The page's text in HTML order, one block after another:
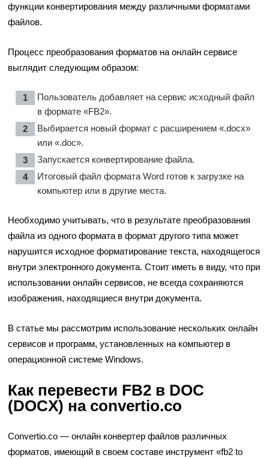
функции конвертирования между различными форматами
файлов.
Процесс преобразования форматов на онлайн сервисе
выглядит следующим образом:
Пользователь добавляет на сервис исходный файл
в формате «FB2».
Выбирается новый формат с расширением «.docx»
или «.doc».
Запускается конвертирование файла.
Итоговый файл формата Word готов к загрузке на
компьютер или в другие места.
Необходимо учитывать, что в результате преобразования
файла из одного формата в формат другого типа может
нарушится исходное форматирование текста, находящегося
внутри электронного документа. Стоит иметь в виду, что при
использовании онлайн сервисов, не всегда сохраняются
изображения, находящиеся внутри документа.
В статье мы рассмотрим использование нескольких онлайн
сервисов и программ, установленных на компьютер в
операционной системе Windows.
Как перевести FB2 в DOC
(DOCX) на convertio.co
Convertio.co — онлайн конвертер файлов различных
форматов, имеющий в своем составе инструмент «fb2 to